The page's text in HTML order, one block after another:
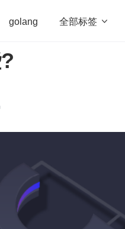
golang 全部标签 